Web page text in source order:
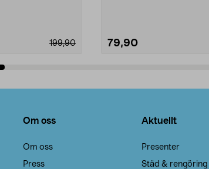
199,90 79,90
Om oss
Om oss
Press
Aktuellt
Presenter
Städ & rengöring